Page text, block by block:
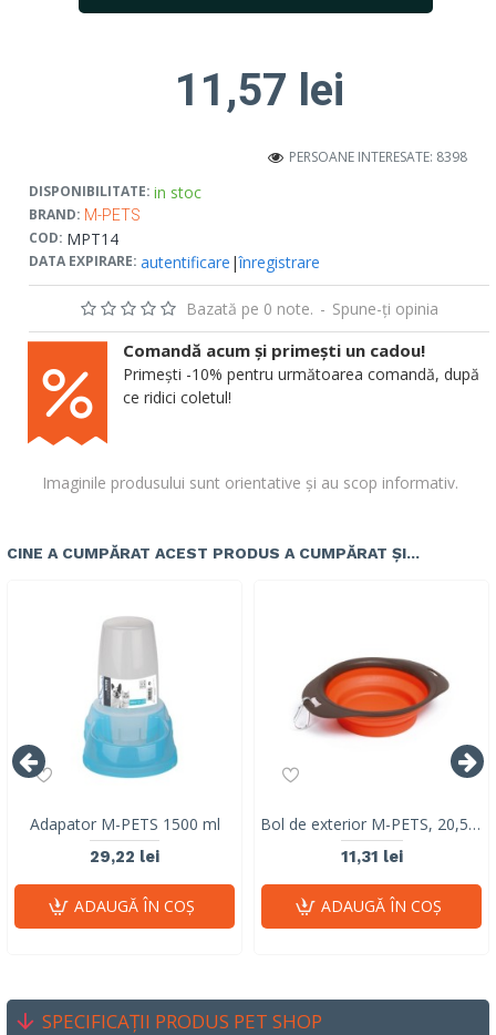
DISPONIBILITATE: in stoc
BRAND: M-PETS
COD: MPT14
DATA EXPIRARE: autentificare |înregistrare
PERSOANE INTERESATE: 8398
Bazată pe 0 note. - Spune-ţi opinia
11,57 lei
Imaginile produsului sunt orientative și au scop informativ.
Comandă acum și primești un cadou!
Primești -10% pentru următoarea comandă, după
ce ridici coletul!
CINE A CUMPĂRAT ACEST PRODUS A CUMPĂRAT ȘI...
Adapator M-PETS 1500 ml
29,22 lei
ADAUGĂ ÎN COŞ
Bol de exterior M-PETS, 20,5x15,5x5,5 cm, 420ml
11,31 lei
ADAUGĂ ÎN COŞ
SPECIFICAȚII PRODUS PET SHOP